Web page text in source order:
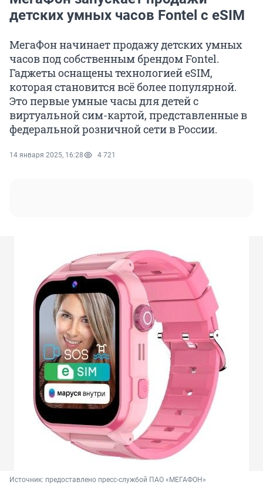
детских умных часов Fontel с eSIM
МегаФон начинает продажу детских умных
часов под собственным брендом Fontel.
Гаджеты оснащены технологией eSIM,
которая становится всё более популярной.
Это первые умные часы для детей с
виртуальной сим-картой, представленные в
федеральной розничной сети в России.
14 января 2025, 16:28 4 721
Источник: предоставлено пресс-службой ПАО «МЕГАФОН»